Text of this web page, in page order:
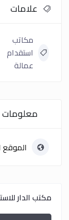
علامات
مكاتب
استقدام
عمالة
معلومات
الموقع
مكتب الدار